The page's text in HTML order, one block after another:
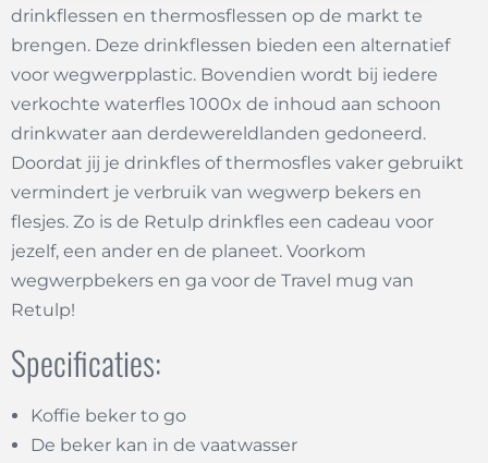
drinkflessen en thermosflessen op de markt te
brengen. Deze drinkflessen bieden een alternatief
voor wegwerpplastic. Bovendien wordt bij iedere
verkochte waterfles 1000x de inhoud aan schoon
drinkwater aan derdewereldlanden gedoneerd.
Doordat jij je drinkfles of thermosfles vaker gebruikt
vermindert je verbruik van wegwerp bekers en
flesjes. Zo is de Retulp drinkfles een cadeau voor
jezelf, een ander en de planeet. Voorkom
wegwerpbekers en ga voor de Travel mug van
Retulp!
Specificaties:
Koffie beker to go
De beker kan in de vaatwasser